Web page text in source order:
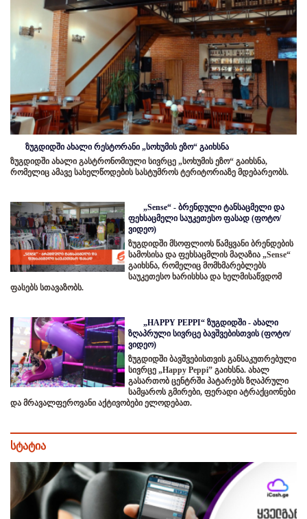
ზუგდიდში ახალი რესტორანი „სოხუმის ეზო“ გაიხსნა
ზუგდიდში ახალი გასტრონომიული სივრცე „სოხუმის ეზო“ გაიხსნა,
რომელიც ამავე სახელწოდების სასტუმროს ტერიტორიაზე მდებარეობს.
„Sense“ - ბრენდული ტანსაცმელი და
ფეხსაცმელი საუკეთესო ფასად (ფოტო/
ვიდეო)
ზუგდიდში მსოფლიოს წამყვანი ბრენდების
სამოსისა და ფეხსაცმლის მაღაზია „Sense“
გაიხსნა, რომელიც მომხმარებლებს
საუკეთესო ხარისხსა და ხელმისაწვდომ
ფასებს სთავაზობს.
„HAPPY PEPPI“ ზუგდიდში - ახალი
ზღაპრული სივრცე ბავშვებისთვის (ფოტო/
ვიდეო)
ზუგდიდში ბავშვებისთვის განსაკუთრებული
სივრცე „Happy Peppi” გაიხსნა. ახალ
გასართობ ცენტრში პატარებს ზღაპრული
სამყაროს გმირები, ფერადი ატრაქციონები
და მრავალფეროვანი აქტივობები ელოდებათ.
სტატია